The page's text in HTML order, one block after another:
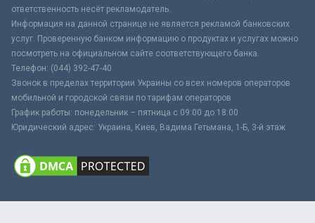
ответственность несёт рекламодатель.
Информация на данной странице не является рекламой банковских
услуг. Проверенную банком информацию о продуктах и услугах можно
посмотреть на официальном сайте соответствующего банка.
Телефон: (044) 392-47-40
Звонок в пределах территории Украины со всех номеров операторов
мобильной и городской связи по тарифам операторов
График работы: понедельник – пятница с 09:00 до 18:00
Юридический адрес: Украина, Киев, Вадима Гетьмана, 1-Б, 3-й этаж